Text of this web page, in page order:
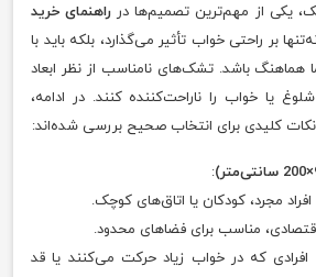
یکی از مهم‌ترین تصمیم‌ها در راهنمای خرید
بر راحتی خواب تأثیر می‌گذارد، بلکه باید با
هماهنگ باشد. تشک‌های نامناسب از نظر ابعاد
یا خواب را ناراحت‌کننده کنند. در ادامه،
کلیدی برای انتخاب صحیح بررسی شده‌اند:
:
افراد مجرد، کودکان یا اتاق‌های کوچک.
مناسب برای فضاهای محدود.
افرادی که در خواب زیاد حرکت می‌کنند یا قد